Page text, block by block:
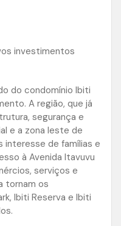
investimentos
do condomínio Ibiti
A região, que já
segurança e
e a zona leste de
interesse de famílias e
à Avenida Itavuvu
serviços e
tornam os
Ibiti Reserva e Ibiti